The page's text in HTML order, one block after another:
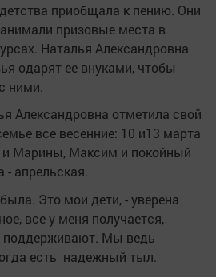
приобщала к пению. Они
призовые места в
Наталья Александровна
одарят ее внуками, чтобы
ними.
Александровна отметила свой
все весенние: 10 и13 марта
Марины, Максим и покойный
апрельская.
Это мои дети, - уверена
все у меня получается,
поддерживают. Мы ведь
есть надежный тыл.